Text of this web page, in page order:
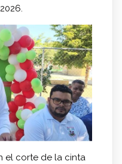
el corte de la cinta